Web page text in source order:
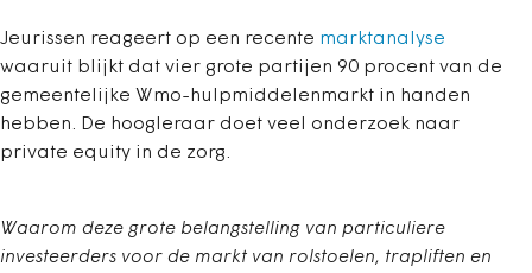
Jeurissen reageert op een recente marktanalyse
waaruit blijkt dat vier grote partijen 90 procent van de
gemeentelijke Wmo-hulpmiddelenmarkt in handen
hebben. De hoogleraar doet veel onderzoek naar
private equity in de zorg.
Waarom deze grote belangstelling van particuliere
investeerders voor de markt van rolstoelen, trapliften en